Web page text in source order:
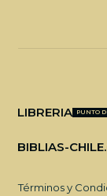
LIBRERIA PUNTO
BIBLIAS-
Términos y